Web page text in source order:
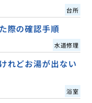
台所
際の確認手順
水道修理
れどお湯が出ない
浴室